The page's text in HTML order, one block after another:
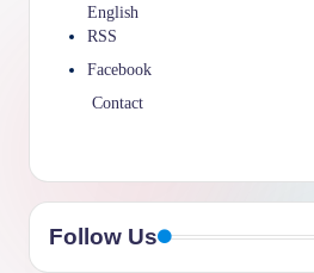
English
RSS
Facebook
Contact
Follow Us